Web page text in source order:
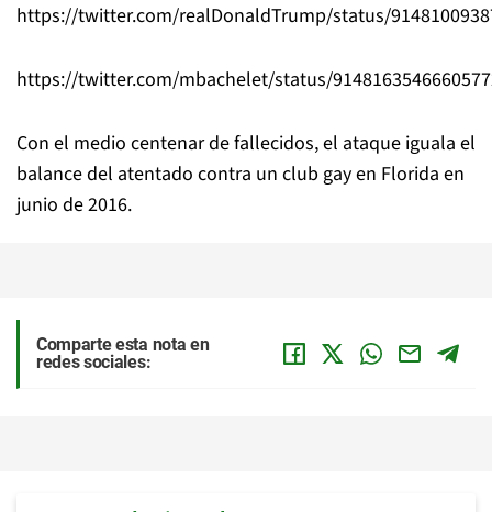
https://twitter.com/realDonaldTrump/status/
https://twitter.com/mbachelet/status/
Con el medio centenar de fallecidos, el ataque iguala el
balance del atentado contra un club gay en Florida en
junio de 2016.
Comparte esta nota en
redes sociales: